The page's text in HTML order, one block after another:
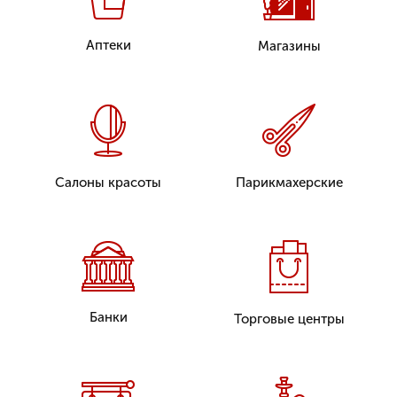
Подходит для улицы
Экономный выриант
Примеры фигурных световых
Часто запрещается для
размещения
Аптеки Магазины
Салоны красоты Парикмахерские
Банки Торговые центры